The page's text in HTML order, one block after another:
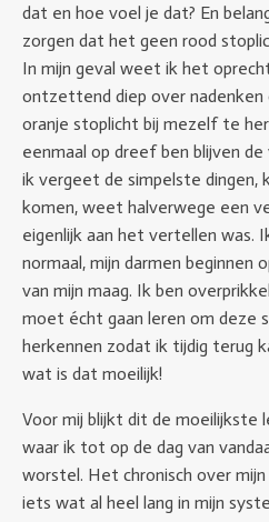
dat en hoe voel je dat? En
zorgen dat het geen rood
In mijn geval weet ik het
ontzettend diep over nadenken
oranje stoplicht bij mezelf te
eenmaal op dreef ben blijven
ik vergeet de simpelste dingen,
komen, weet halverwege een
eigenlijk aan het vertellen was.
normaal, mijn darmen beginnen
van mijn maag. Ik ben
moet écht gaan leren om deze
herkennen zodat ik tijdig terug
wat is dat moeilijk!
Voor mij blijkt dit de moeilijkste
waar ik tot op de dag van
worstel. Het chronisch over
iets wat al heel lang in mijn